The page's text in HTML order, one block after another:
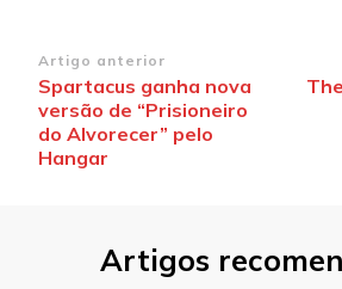
Navegação
de
post
Artigo anterior
Spartacus ganha nova
versão de “Prisioneiro
do Alvorecer” pelo
Hangar
Artigos